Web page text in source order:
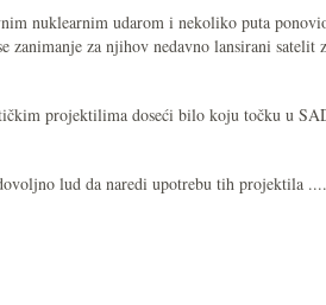
nuklearnim udarom i nekoliko puta
zanimanje za njihov nedavno lansirani satelit
projektilima doseći bilo koju točku u
lud da naredi upotrebu tih projektila ....